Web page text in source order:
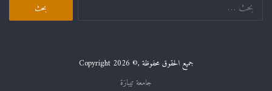
جميع الحقوق محفوظة ,© Copyright 2026
جامعة تيبازة